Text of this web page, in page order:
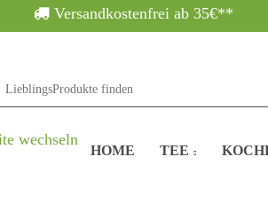
Versandkostenfrei ab 35€**
HOME TEE